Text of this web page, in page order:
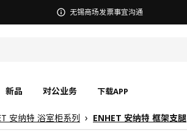
宜家在中国召回部分批次BÄSINGEN 巴辛根 淋浴椅
新品 对公业务 下载APP
安纳特 浴室柜系列 ENHET 安纳特 框架支腿